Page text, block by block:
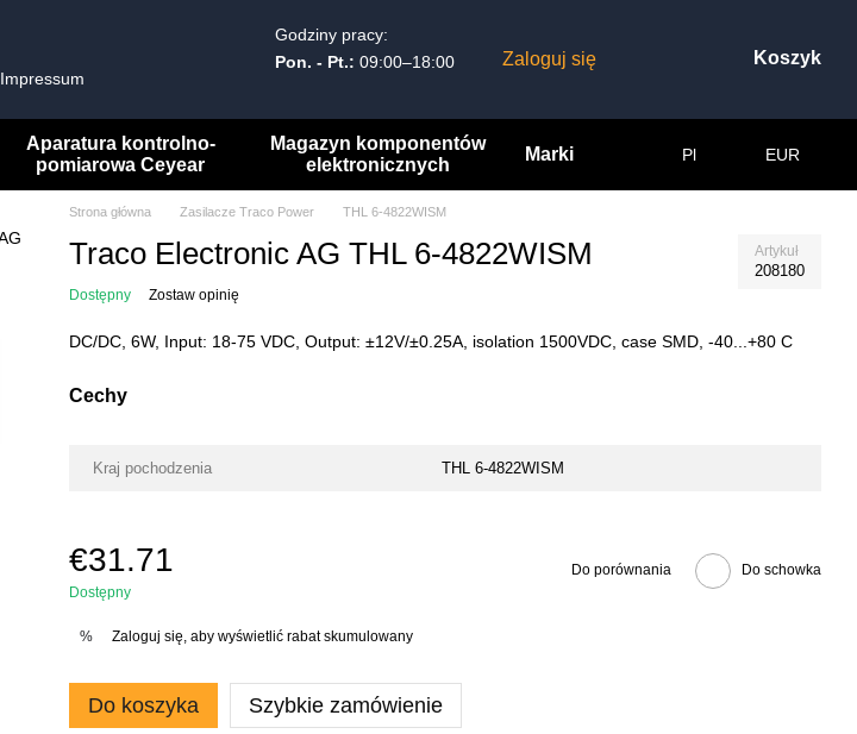
Impressum
Godziny pracy:
Pon. - Pt.: 09:00–18:00 Zaloguj się Koszyk
Aparatura kontrolno-
pomiarowa Ceyear
Magazyn komponentów
elektronicznych
Marki Pl EUR
Strona główna Zasilacze Traco Power THL 6-4822WISM
Traco Electronic AG THL 6-4822WISM Artykuł
208180
Dostępny Zostaw opinię
DC/DC, 6W, Input: 18-75 VDC, Output: ±12V/±0.25A, isolation 1500VDC, case SMD, -40...+80 C
Cechy
Kraj pochodzenia THL 6-4822WISM
€31.71
Dostępny
Do porównania Do schowka
% Zaloguj się , aby wyświetlić rabat skumulowany
Do koszyka Szybkie zamówienie